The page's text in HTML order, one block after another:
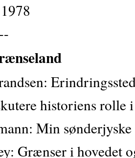
historiens rolle
Min
Grænser i hovedet